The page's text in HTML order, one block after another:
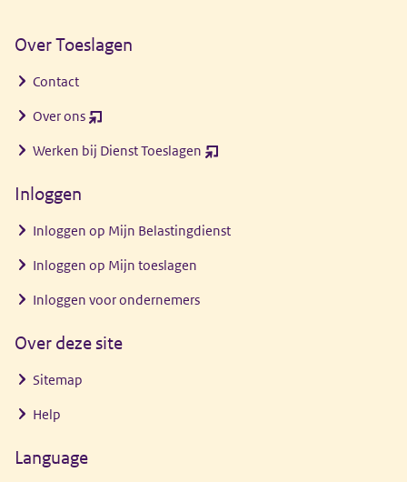
Over Toeslagen
Contact
Over ons (opent
venster)
Werken bij Dienst Toeslagen (opent
Inloggen
Inloggen op Mijn Belastingdienst
Inloggen op Mijn toeslagen
Inloggen voor ondernemers
Over deze site
Sitemap
Help
Language